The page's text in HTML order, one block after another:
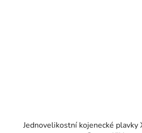
Jednovelikostní kojenecké plavky